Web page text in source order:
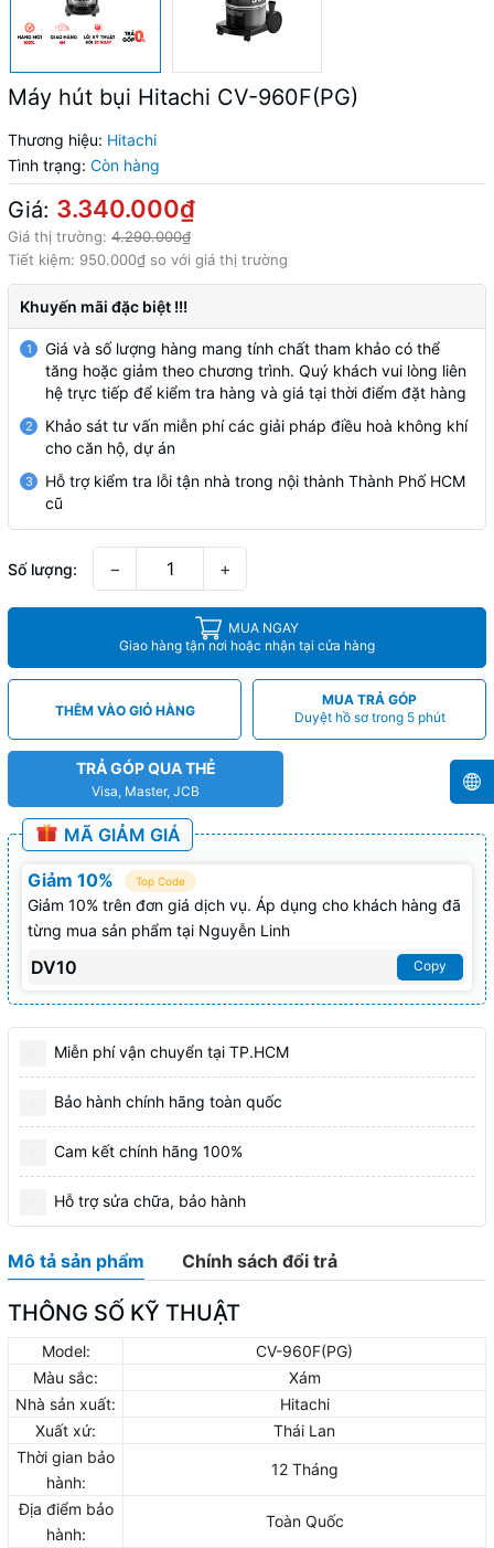
Máy hút bụi Hitachi CV-960F(PG)
Thương hiệu: Hitachi
Tình trạng: Còn hàng
Giá: 3.340.000₫
Giá thị trường: 4.290.000₫
Tiết kiệm: 950.000₫ so với giá thị trường
Khuyến mãi đặc biệt !!!
1
Giá và số lượng hàng mang tính chất tham khảo có thể
tăng hoặc giảm theo chương trình. Quý khách vui lòng liên
hệ trực tiếp để kiểm tra hàng và giá tại thời điểm đặt hàng
2
Khảo sát tư vấn miễn phí các giải pháp điều hoà không khí
cho căn hộ, dự án
3
Hỗ trợ kiểm tra lỗi tận nhà trong nội thành Thành Phố HCM
cũ
Số lượng: − +
MUA NGAY
Giao hàng tận nơi hoặc nhận tại cửa hàng
THÊM VÀO GIỎ HÀNG
MUA TRẢ GÓP
Duyệt hồ sơ trong 5 phút
TRẢ GÓP QUA THẺ
Visa, Master, JCB
MÃ GIẢM GIÁ
Giảm 10% Top Code
Giảm 10% trên đơn giá dịch vụ. Áp dụng cho khách hàng đã
từng mua sản phẩm tại Nguyễn Linh
DV10 Copy
Miễn phí vận chuyển tại TP.HCM
Bảo hành chính hãng toàn quốc
Cam kết chính hãng 100%
Hỗ trợ sửa chữa, bảo hành
Mô tả sản phẩm Chính sách đổi trả
THÔNG SỐ KỸ THUẬT
Model:
CV-960F(PG)
Màu sắc:
Xám
Nhà sản xuất:
Hitachi
Xuất xứ:
Thái Lan
Thời gian bảo
hành:
12 Tháng
Địa điểm bảo
hành:
Toàn Quốc